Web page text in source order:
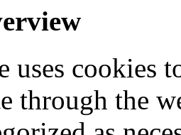
uses cookies
through the